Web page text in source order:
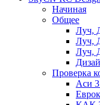
Начиная
Общее
Луч,
Луч,
Луч,
Проверка
Аси